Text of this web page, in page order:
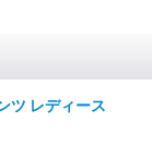
ツ レディース